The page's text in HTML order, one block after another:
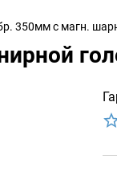
350мм с магн.